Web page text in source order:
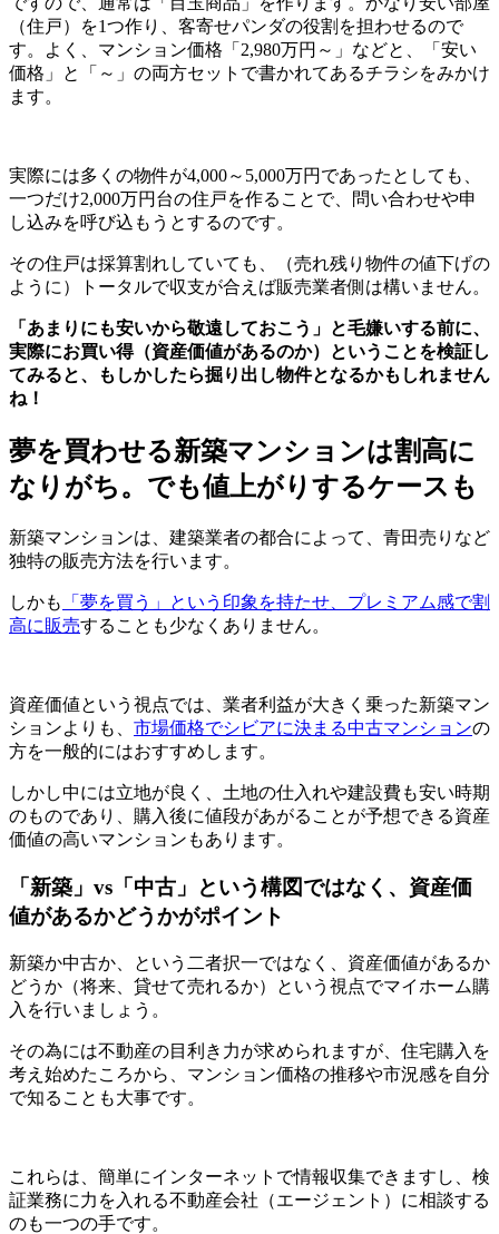
（住戸）を1つ作り、客寄せパンダの役割を担わせるので
す。よく、マンション価格「2,980万円～」などと、「安い
価格」と「～」の両方セットで書かれてあるチラシをみかけ
ます。
実際には多くの物件が4,000～5,000万円であったとしても、
一つだけ2,000万円台の住戸を作ることで、問い合わせや申
し込みを呼び込もうとするのです。
その住戸は採算割れしていても、（売れ残り物件の値下げの
ように）トータルで収支が合えば販売業者側は構いません。
「あまりにも安いから敬遠しておこう」と毛嫌いする前に、
実際にお買い得（資産価値があるのか）ということを検証し
てみると、もしかしたら掘り出し物件となるかもしれません
ね！
夢を買わせる新築マンションは割高に
なりがち。でも値上がりするケースも
新築マンションは、建築業者の都合によって、青田売りなど
独特の販売方法を行います。
しかも
「夢を買う」という印象を持たせ、プレミアム感で割
高に販売することも少なくありません。
資産価値という視点では、業者利益が大きく乗った新築マン
ションよりも、 市場価格でシビアに決まる中古マンションの
方を一般的にはおすすめします。
しかし中には立地が良く、土地の仕入れや建設費も安い時期
のものであり、購入後に値段があがることが予想できる資産
価値の高いマンションもあります。
「新築」vs「中古」という構図ではなく、資産価
値があるかどうかがポイント
新築か中古か、という二者択一ではなく、資産価値があるか
どうか（将来、貸せて売れるか）という視点でマイホーム購
入を行いましょう。
その為には不動産の目利き力が求められますが、住宅購入を
考え始めたころから、マンション価格の推移や市況感を自分
で知ることも大事です。
これらは、簡単にインターネットで情報収集できますし、検
証業務に力を入れる不動産会社（エージェント）に相談する
のも一つの手です。